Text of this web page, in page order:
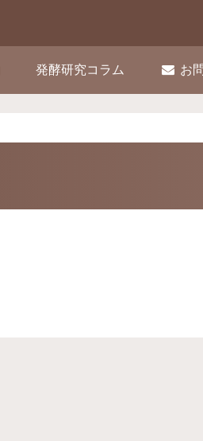
発酵研究コラム お